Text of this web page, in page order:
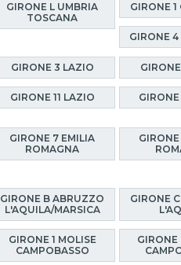
GIRONE L UMBRIA
TOSCANA
GIRONE
GIRONE
GIRONE 3 LAZIO
GIRONE 11 LAZIO
GIRONE 7 EMILIA
ROMAGNA
GIRONE B ABRUZZO
L'AQUILA/MARSICA
GIRONE
GIRONE 1 MOLISE
CAMPOBASSO
GIRONE